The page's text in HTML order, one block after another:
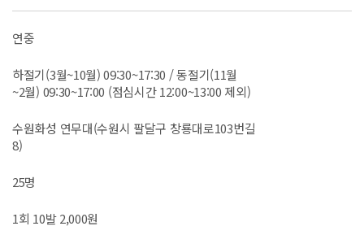
연중
하절기(3월~10월) 09:30~17:30 / 동절기(11월
~2월) 09:30~17:00 (점심시간 12:00~13:00 제외)
수원화성 연무대(수원시 팔달구 창룡대로103번길
8)
25명
1회 10발 2,000원